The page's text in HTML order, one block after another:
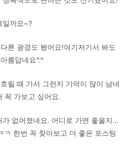
일까요~?
른 광경도 봤어요!여기저기서 봐도
름답네요^.^
릴 때 가서 그런지 기억이 많이 남네
꼭 가보고 싶어요.
가 없어졌네요. 어디로 가면 좋을지…
ㅋ 한번 꼭 찾아보고 더 좋은 포스팅